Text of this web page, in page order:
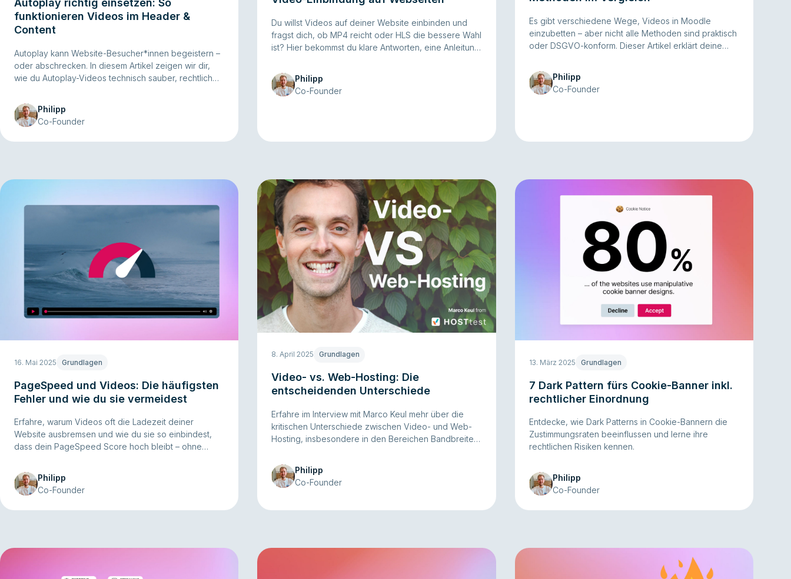
Autoplay richtig einsetzen: So
funktionieren Videos im Header &
Content
Autoplay kann Website-Besucher*innen begeistern –
oder abschrecken. In diesem Artikel zeigen wir dir,
wie du Autoplay-Videos technisch sauber, rechtlich
Beispielen, Best Practices und Tipps direkt aus
Kundenprojekten.
Philipp
Co-Founder
Du willst Videos auf deiner Website einbinden und
fragst dich, ob MP4 reicht oder HLS die bessere Wahl
ist? Hier bekommst du klare Antworten, eine Anleitung
sparst.
Philipp
Co-Founder
Es gibt verschiedene Wege, Videos in Moodle
einzubetten – aber nicht alle Methoden sind praktisch
oder DSGVO-konform. Dieser Artikel erklärt deine
Videos einfach und sicher einbettest.
Philipp
Co-Founder
16. Mai 2025 Grundlagen
PageSpeed und Videos: Die häufigsten
Fehler und wie du sie vermeidest
Erfahre, warum Videos oft die Ladezeit deiner
Website ausbremsen und wie du sie so einbindest,
dass dein PageSpeed Score hoch bleibt – ohne
Philipp
Co-Founder
8. April 2025 Grundlagen
Video- vs. Web-Hosting: Die
entscheidenden Unterschiede
Erfahre im Interview mit Marco Keul mehr über die
kritischen Unterschiede zwischen Video- und Web-
Hosting, insbesondere in den Bereichen Bandbreite,
Philipp
Co-Founder
13. März 2025 Grundlagen
7 Dark Pattern fürs Cookie-Banner inkl.
rechtlicher Einordnung
Entdecke, wie Dark Patterns in Cookie-Bannern die
Zustimmungsraten beeinflussen und lerne ihre
rechtlichen Risiken kennen.
Philipp
Co-Founder